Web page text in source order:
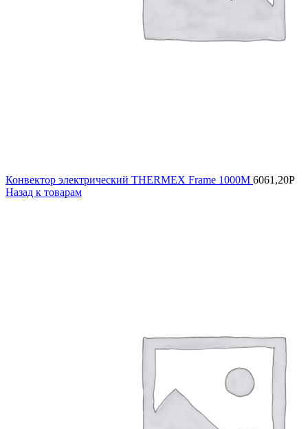
Конвектор электрический THERMEX Frame 1000M 6061,20Р
Назад к товарам